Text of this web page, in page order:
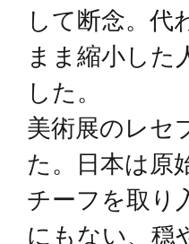
して断念。代
まま縮小した
した。
美術展のレセ
た。日本は原
チーフを取り
にもない、穏